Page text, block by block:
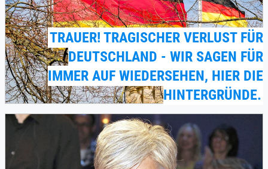
TRAUER! TRAGISCHER VERLUST FÜR
DEUTSCHLAND - WIR SAGEN FÜR
IMMER AUF WIEDERSEHEN, HIER DIE
HINTERGRÜNDE.